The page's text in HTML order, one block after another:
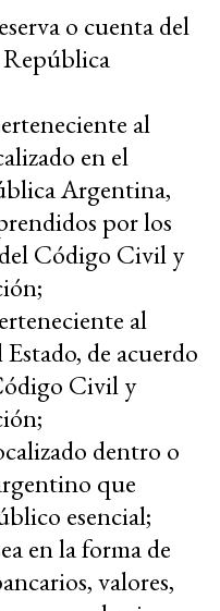
o cuenta del
al
en el
Argentina,
por los
Código Civil y
al
de acuerdo
Civil y
dentro o
que
esencial;
en la forma de
valores,